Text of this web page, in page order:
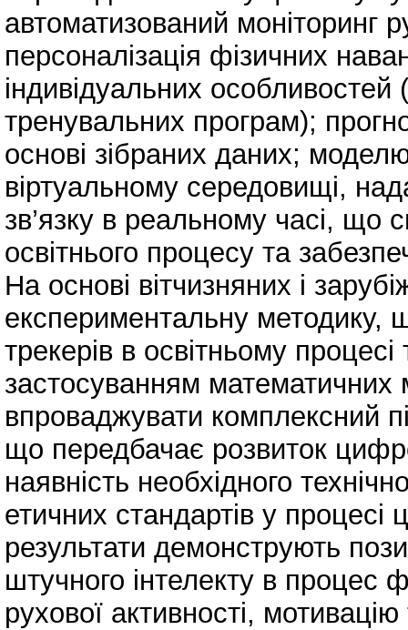
автоматизований моніторинг
персоналізація фізичних
індивідуальних особливостей
тренувальних програм);
основі зібраних даних;
віртуальному середовищі,
зв’язку в реальному часі, що
освітнього процесу та
На основі вітчизняних і
експериментальну методику,
трекерів в освітньому процесі
застосуванням математичних
впроваджувати комплексний
що передбачає розвиток
наявність необхідного
етичних стандартів у процесі
результати демонструють
штучного інтелекту в процес
рухової активності,